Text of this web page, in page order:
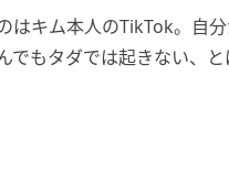
はキム本人のTikTok。自
でもタダでは起きない、